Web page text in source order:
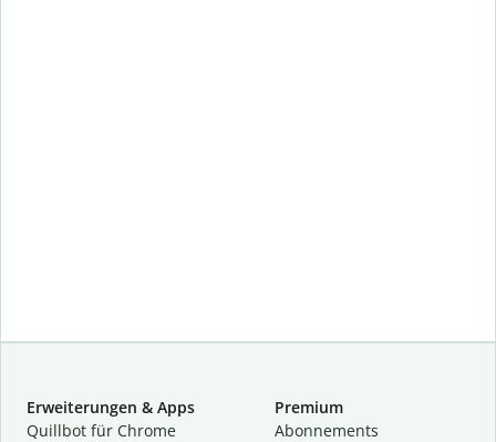
Erweiterungen & Apps
Quillbot für Chrome
Premium
Abon­ne­ments